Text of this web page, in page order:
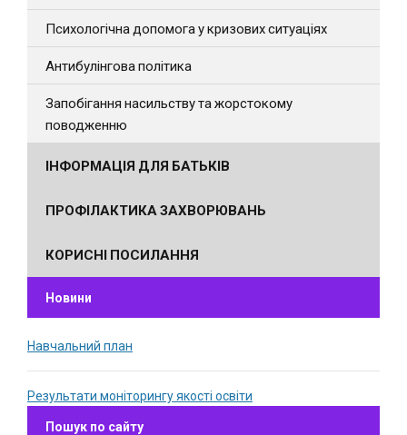
Психологічна допомога у кризових ситуаціях
Антибулінгова політика
Запобігання насильству та жорстокому
поводженню
ІНФОРМАЦІЯ ДЛЯ БАТЬКІВ
ПРОФІЛАКТИКА ЗАХВОРЮВАНЬ
КОРИСНІ ПОСИЛАННЯ
Новини
Навчальний план
Результати моніторингу якості освіти
Пошук по сайту